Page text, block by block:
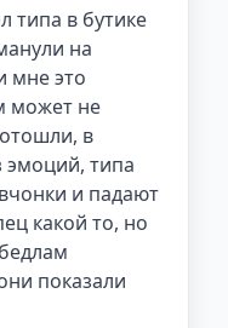
типа в бутике
на
мне это
может не
в
типа
и падают
какой то, но
показали